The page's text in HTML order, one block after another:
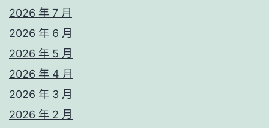
2026 年 7 月
2026 年 6 月
2026 年 5 月
2026 年 4 月
2026 年 3 月
2026 年 2 月